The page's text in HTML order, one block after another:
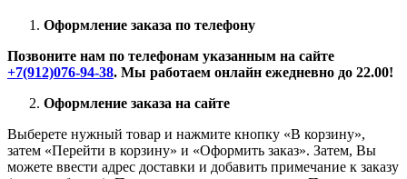
Оформление заказа по телефону
Позвоните нам по телефонам указанным на сайте
+7(912)076-94-38. Мы работаем онлайн ежедневно до 22.00!
Оформление заказа на сайте
Выберете нужный товар и нажмите кнопку «В корзину»,
затем «Перейти в корзину» и «Оформить заказ». Затем, Вы
можете ввести адрес доставки и добавить примечание к заказу